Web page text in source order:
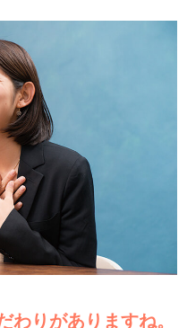
りがありますね。